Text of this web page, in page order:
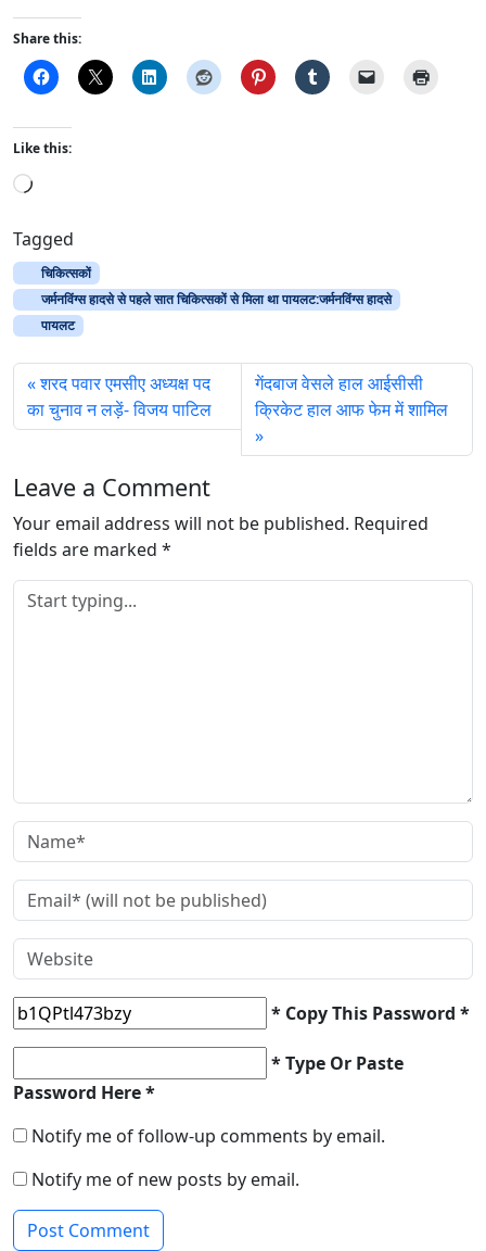
Share this:
Like this:
L
a
d
i
n
g
…
Tagged
चिकित्सकों
जर्मनविंग्स हादसे से पहले सात चिकित्सकों से मिला था पायलट:जर्मनविंग्स हादसे
पायलट
शरद पवार एमसीए अध्यक्ष पद
का चुनाव न लड़ें- विजय पाटिल
गेंदबाज वेसले हाल आईसीसी
क्रिकेट हाल आफ फेम में शामिल
Leave a Comment
Your email address will not be published. Required
fields are marked *
* Copy This Password *
* Type Or Paste
Password Here *
Notify me of follow-up comments by email.
Notify me of new posts by email.